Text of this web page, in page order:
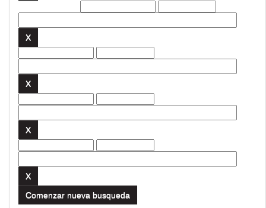
Comenzar nueva busqueda